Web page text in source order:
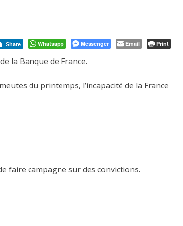
Share Whatsapp Messenger Email Print
la Banque de France.
du printemps, l’incapacité de la France
faire campagne sur des convictions.